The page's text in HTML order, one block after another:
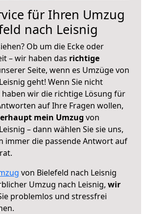
für Ihren Umzug
nach Leisnig
Ob um die Ecke oder
– wir haben das richtige
Seite, wenn es Umzüge von
geht! Wenn Sie nicht
wir die richtige Lösung für
auf Ihre Fragen wollen,
mein Umzug von
– dann wählen Sie sie uns,
immer die passende Antwort auf
von Bielefeld nach Leisnig
Umzug nach Leisnig, wir
problemlos und stressfrei